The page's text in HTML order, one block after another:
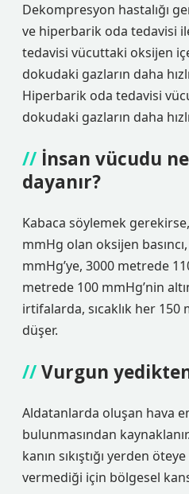
Dekompresyon hastalığı
ve hiperbarik oda tedavisi
tedavisi vücuttaki oksijen
dokudaki gazların daha
Hiperbarik oda tedavisi
dokudaki gazların daha
İnsan vücudu
dayanır?
Kabaca söylemek
mmHg olan oksijen
mmHg’ye, 3000 metrede
metrede 100 mmHg’nin
irtifalarda, sıcaklık her 150
düşer.
Vurgun
Aldatanlarda oluşan hava
bulunmasından
kanın sıkıştığı yerden
vermediği için bölgesel